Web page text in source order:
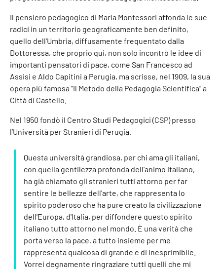
Il pensiero pedagogico di Maria Montessori affonda le sue
radici in un territorio geograficamente ben definito,
quello dell’Umbria, diffusamente frequentato dalla
Dottoressa, che proprio qui, non solo incontrò le idee di
importanti pensatori di pace, come San Francesco ad
Assisi e Aldo Capitini a Perugia, ma scrisse, nel 1909, la sua
opera più famosa “Il Metodo della Pedagogia Scientifica” a
Città di Castello.
Nel 1950 fondò il Centro Studi Pedagogici (CSP) presso
l’Università per Stranieri di Perugia.
Questa università grandiosa, per chi ama gli italiani,
con quella gentilezza profonda dell'animo italiano,
ha già chiamato gli stranieri tutti attorno per far
sentire le bellezze dell'arte, che rappresenta lo
spirito poderoso che ha pure creato la civilizzazione
dell'Europa, d'Italia, per diffondere questo spirito
italiano tutto attorno nel mondo. È una verità che
porta verso la pace, a tutto insieme per me
rappresenta qualcosa di grande e di inesprimibile.
Vorrei degnamente ringraziare tutti quelli che mi